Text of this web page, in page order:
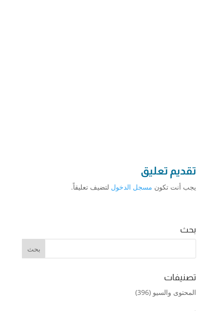
تقديم تعليق
يجب أنت تكون مسجل الدخول لتضيف تعليقاً.
بحث
تصنيفات
المحتوى والسيو (396)